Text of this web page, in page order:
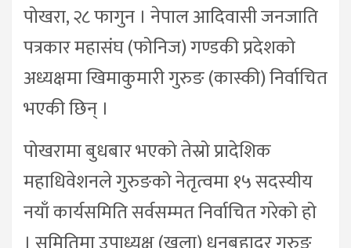
पोखरा, २८ फागुन । नेपाल आदिवासी जनजाति
पत्रकार महासंघ (फोनिज) गण्डकी प्रदेशको
अध्यक्षमा खिमाकुमारी गुरुङ (कास्की) निर्वाचित
भएकी छिन् ।
पोखरामा बुधबार भएको तेस्रो प्रादेशिक
महाधिवेशनले गुरुङको नेतृत्वमा १५ सदस्यीय
नयाँ कार्यसमिति सर्वसम्मत निर्वाचित गरेको हो